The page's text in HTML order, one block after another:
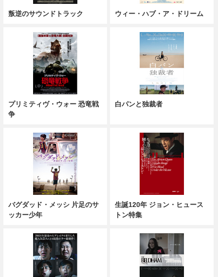
叛逆のサウンドトラック ウィー・ハブ・ア・ドリーム
プリミティヴ・ウォー 恐竜戦
争
白パンと独裁者
バグダッド・メッシ 片足のサ
ッカー少年
生誕120年 ジョン・ヒュース
トン特集